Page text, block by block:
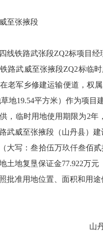
至张掖段
线铁路武张段ZQ2标项目经
路武威至张掖段ZQ2标临
老军乡修建运输便道，权
地19.54平方米）作为项
， 临时用地使用期限为2年
武威至张掖段（山丹县） 建
（大写：叁拾伍万玖仟叁佰
土地复垦保证金77.922万元
批准用地位置、面积和用途
然资